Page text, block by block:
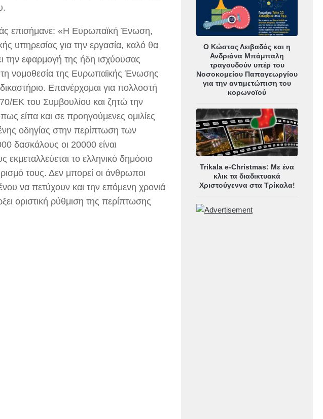
επισήμανε: «H Ευρωπαϊκή Ένωση,
υπηρεσίας για την εργασία, καλό θα
την εφαρμογή της ήδη ισχύουσας
νομοθεσία της Ευρωπαϊκής Ένωσης
Επανέρχομαι για πολλοστή
ΕΚ του Συμβουλίου και ζητώ την
είπα και σε προηγούμενες ομιλίες
οδηγίας στην περίπτωση των
δασκάλους οι 20000 είναι
το ελληνικό δημόσιο
τους. Δεν μπορεί οι άνθρωποι
να πετύχουν και την επόμενη χρονιά
οριστική ρύθμιση της περίπτωσης
Ο Κώστας Λειβαδάς και η
Ανδριάνα Μπάμπαλη
τραγουδούν υπέρ του
Νοσοκομείου Παπαγεωργίου
για την αντιμετώπιση του
κορωνοϊού
Trikala e-Christmas: Με ένα
κλικ τα διαδικτυακά
Χριστούγεννα στα Τρίκαλα!